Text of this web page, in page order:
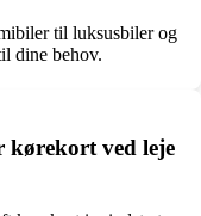
til luksusbiler og
dine behov.
kørekort ved leje